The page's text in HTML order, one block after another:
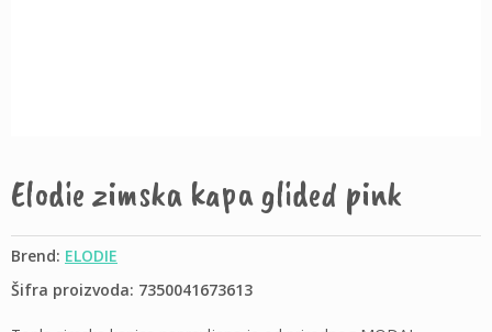
Elodie zimska kapa glided pink
Brend: ELODIE
Šifra proizvoda: 7350041673613